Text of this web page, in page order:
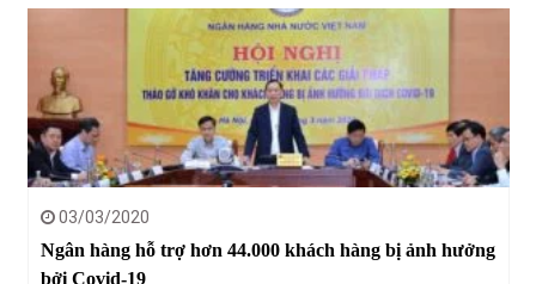
03/03/2020
Ngân hàng hỗ trợ hơn 44.000 khách hàng bị ảnh hưởng
bởi Covid-19